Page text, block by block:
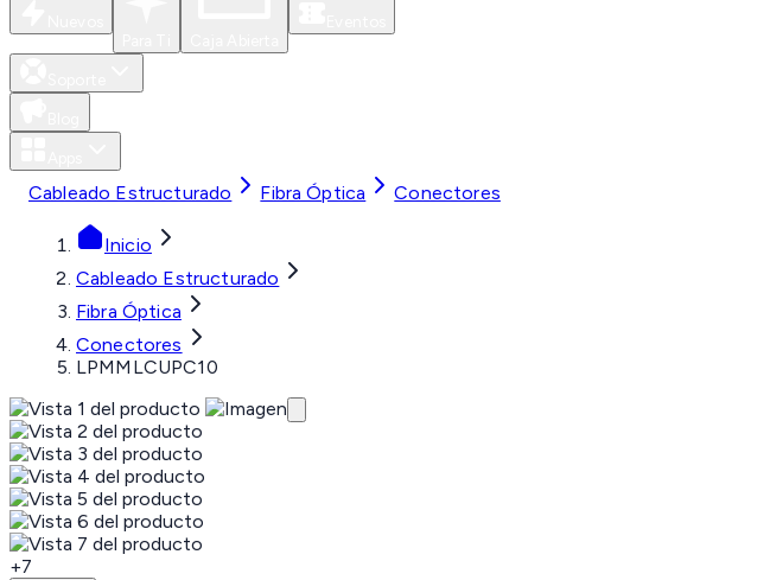
Cableado Estructurado Fibra Óptica Conectores
Inicio
Cableado Estructurado
Fibra Óptica
Conectores
LPMMLCUPC10
+7